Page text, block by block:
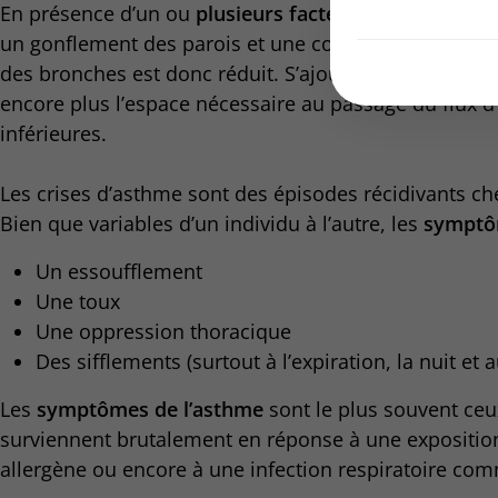
En présence d’un ou plusieurs facteurs déclenchants
un gonflement des parois et une contraction des
des bronches est donc réduit. S’ajoute à cela une
encore plus l’espace nécessaire au passage du flux
inférieures.
Les crises d’asthme sont des épisodes récidivants
Bien que variables d’un individu à l’autre, les
Un essoufflement
Une toux
Une oppression thoracique
Des sifflements (surtout à l’expiration, la nuit et
Les symptômes de l’asthme sont le plus souvent
surviennent brutalement en réponse à une
allergène ou encore à une infection respiratoire